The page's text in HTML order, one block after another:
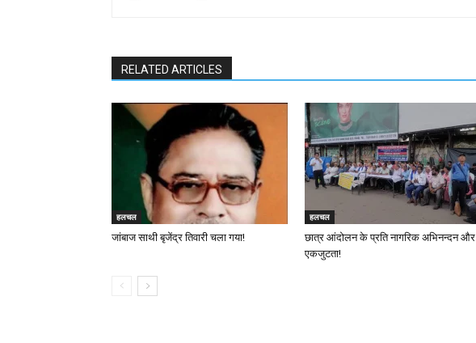
RELATED ARTICLES
हलचल
जांबाज साथी बृजेंद्र तिवारी चला गया!
हलचल
छात्र आंदोलन के प्रति नागरिक अभिनन्दन और
एकजुटता!